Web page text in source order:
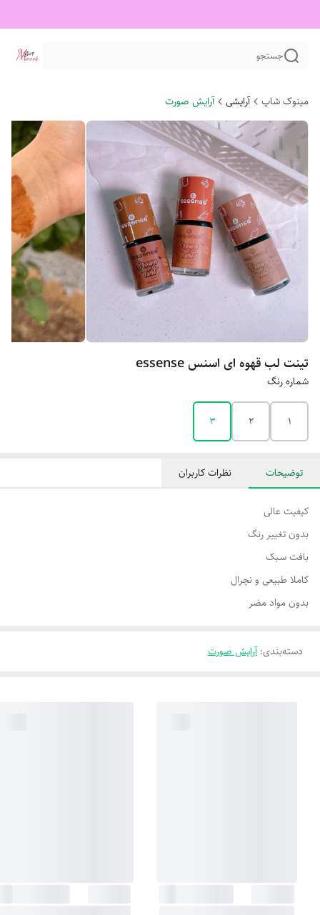
جستجو
مینوک شاپ آرایشی آرایش صورت
تینت لب قهوه ای اسنس essense
شماره رنگ
1
2
3
توضیحات نظرات کاربران
کیفیت عالی
بدون تغییر رنگ
بافت سبک
کاملا طبیعی و نچرال
بدون مواد مضر
دسته‌بندی:آرایش صورت